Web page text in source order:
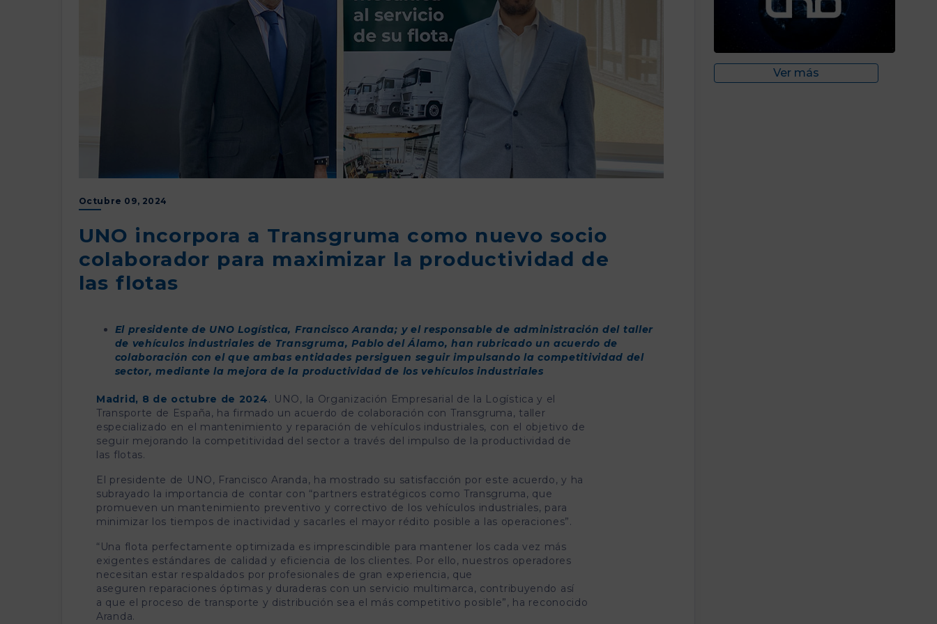
Octubre 09, 2024
UNO incorpora a Transgruma como nuevo socio
colaborador para maximizar la productividad de
las flotas
El presidente de UNO Logística, Francisco Aranda; y el responsable de administración del taller
de vehículos industriales de Transgruma, Pablo del Álamo, han rubricado un acuerdo de
colaboración con el que ambas entidades persiguen seguir impulsando la competitividad del
sector, mediante la mejora de la productividad de los vehículos industriales
Madrid, 8 de octubre de 2024. UNO, la Organización Empresarial de la Logística y el
Transporte de España, ha firmado un acuerdo de colaboración con Transgruma, taller
especializado en el mantenimiento y reparación de vehículos industriales, con el objetivo de
seguir mejorando la competitividad del sector a través del impulso de la productividad de
las flotas.
El presidente de UNO, Francisco Aranda, ha mostrado su satisfacción por este acuerdo, y ha
subrayado la importancia de contar con “partners estratégicos como Transgruma, que
promueven un mantenimiento preventivo y correctivo de los vehículos industriales, para
minimizar los tiempos de inactividad y sacarles el mayor rédito posible a las operaciones”.
“Una flota perfectamente optimizada es imprescindible para mantener los cada vez más
exigentes estándares de calidad y eficiencia de los clientes. Por ello, nuestros operadores
necesitan estar respaldados por profesionales de gran experiencia, que
aseguren reparaciones óptimas y duraderas con un servicio multimarca, contribuyendo así
a que el proceso de transporte y distribución sea el más competitivo posible”, ha reconocido
Aranda.
Ver más